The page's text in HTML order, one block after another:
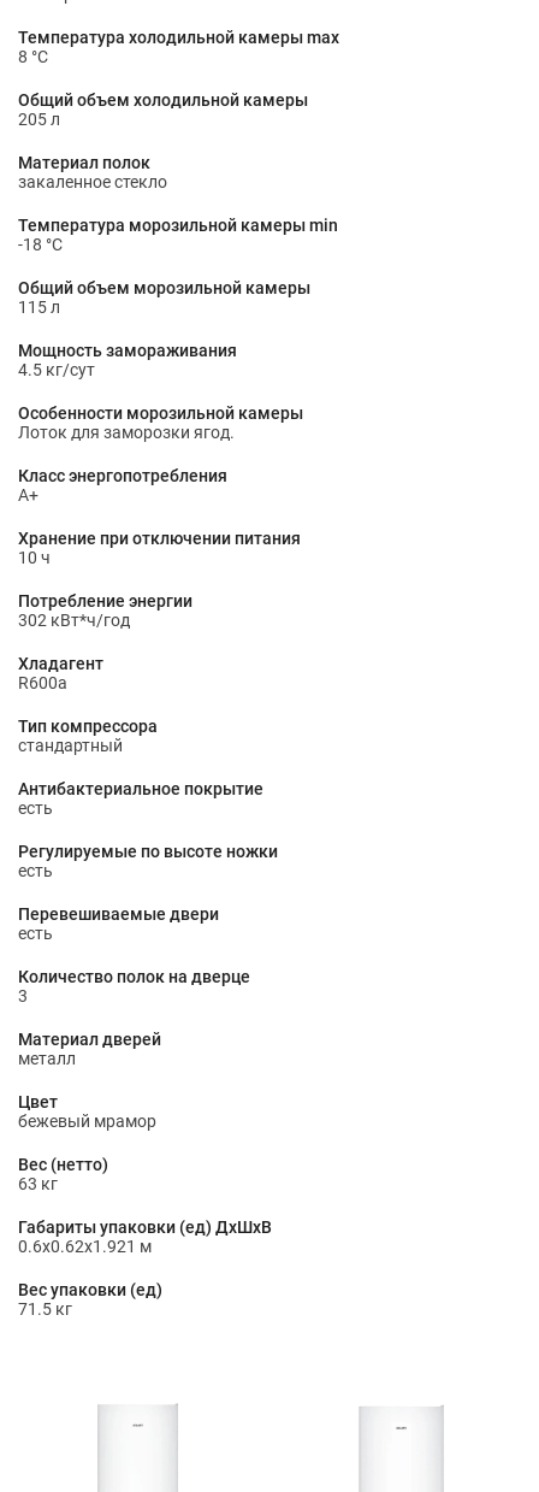
Температура холодильной камеры max
8 °С
Общий объем холодильной камеры
205 л
Материал полок
закаленное стекло
Температура морозильной камеры min
-18 °С
Общий объем морозильной камеры
115 л
Мощность замораживания
4.5 кг/сут
Особенности морозильной камеры
Лоток для заморозки ягод.
Класс энергопотребления
A+
Хранение при отключении питания
10 ч
Потребление энергии
302 кВт*ч/год
Хладагент
R600a
Тип компрессора
стандартный
Антибактериальное покрытие
есть
Регулируемые по высоте ножки
есть
Перевешиваемые двери
есть
Количество полок на дверце
3
Материал дверей
металл
Цвет
бежевый мрамор
Вес (нетто)
63 кг
Габариты упаковки (ед) ДхШхВ
0.6x0.62x1.921 м
Вес упаковки (ед)
71.5 кг